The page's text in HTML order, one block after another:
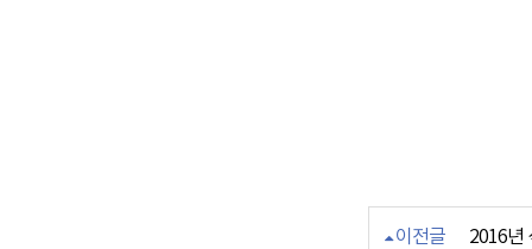
이전글 2016년